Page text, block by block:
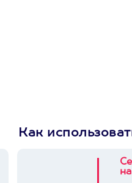
Как